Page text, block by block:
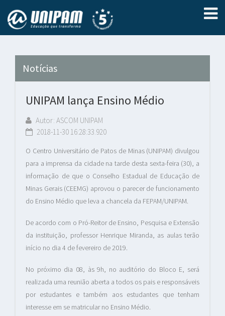
Notícias
UNIPAM lança Ensino Médio
Autor: ASCOM UNIPAM
2018-11-30 16:28:33.920
O Centro Universitário de Patos de Minas (UNIPAM) divulgou
para a imprensa da cidade na tarde desta sexta-feira (30), a
informação de que o Conselho Estadual de Educação de
Minas Gerais (CEEMG) aprovou o parecer de funcionamento
do Ensino Médio que leva a chancela da FEPAM/UNIPAM.
De acordo com o Pró-Reitor de Ensino, Pesquisa e Extensão
da instituição, professor Henrique Miranda, as aulas terão
início no dia 4 de fevereiro de 2019.
No próximo dia 08, às 9h, no auditório do Bloco E, será
realizada uma reunião aberta a todos os pais e responsáveis
por estudantes e também aos estudantes que tenham
interesse em se matricular no Ensino Médio.